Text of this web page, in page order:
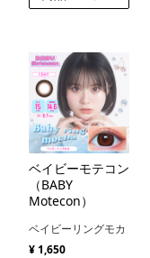
ベイビーモテコン
（BABY
Motecon）
ベイビーリングモカ
¥ 1,650